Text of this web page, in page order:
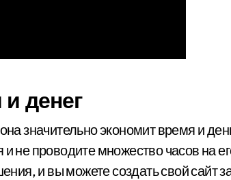
денег
значительно экономит время и
и не проводите множество часов на
и вы можете создать свой сайт